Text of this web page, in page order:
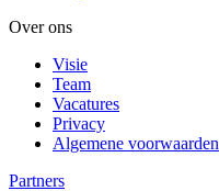
Over ons
Visie
Team
Vacatures
Privacy
Algemene voorwaarden
Partners